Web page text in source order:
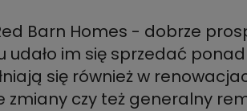
Barn Homes - dobrze
im się sprzedać
się również w
czy też generalny